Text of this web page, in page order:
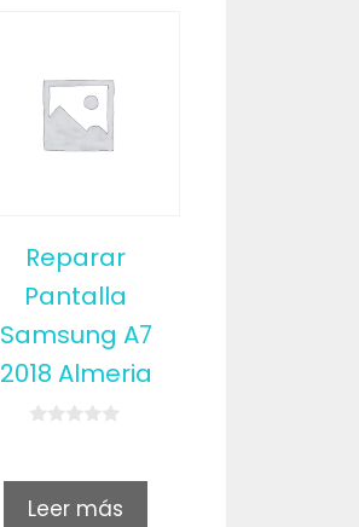
Reparar
Pantalla
Samsung A7
2018 Almeria
o
Leer más